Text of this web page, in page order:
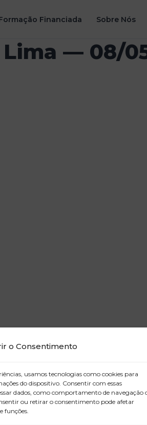
o Consentimento
usamos tecnologias como cookies para
do dispositivo. Consentir com essas
dados, como comportamento de navegação
ou retirar o consentimento pode afetar
funções.
Financiada Sobre Nós
— 08/